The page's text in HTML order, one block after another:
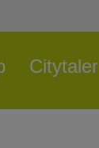
Citytaler